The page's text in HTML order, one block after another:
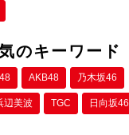
のキーワード
AKB48 乃木坂46
辺美波 TGC 日向坂46